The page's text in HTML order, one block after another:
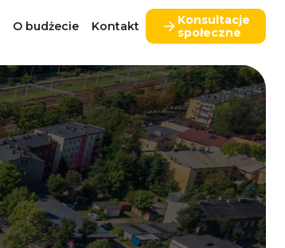
O budżecie Kontakt
Konsultacje
społeczne